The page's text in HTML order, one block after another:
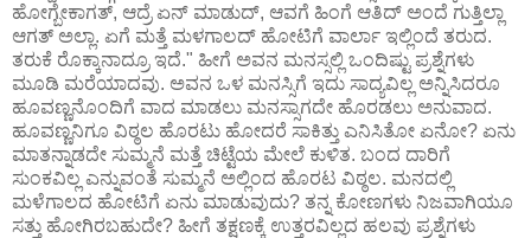
ಹೋಗ್ಬೇಕಾಗತ್, ಆದ್ರೆ ಏನ್ ಮಾಡುದ್, ಆವಗೆ ಹಿಂಗೆ ಆತಿದ್ ಅಂದೆ ಗುತ್ತಿಲ್ಲಾ
ಆಗತ್ ಅಲ್ಲಾ. ಏಗೆ ಮತ್ತೆ ಮಳಗಾಲದ್ ಹೋಟಿಗೆ ವಾರ್ಲಾ ಇಲ್ಲಿಂದೆ ತರುದ.
ತರುಕೆ ರೊಕ್ಕಾನಾದ್ರೂ ಇದೆ." ಹೀಗೆ ಅವನ ಮನಸ್ಸಲ್ಲಿ ಒಂದಿಷ್ಟು ಪ್ರಶ್ನೆಗಳು
ಮೂಡಿ ಮರೆಯಾದವು. ಅವನ ಒಳ ಮನಸ್ಸಿಗೆ ಇದು ಸಾದ್ಯವಿಲ್ಲ ಅನ್ನಿಸಿದರೂ
ಹೂವಣ್ಣನೊಂದಿಗೆ ವಾದ ಮಾಡಲು ಮನಸ್ಸಾಗದೇ ಹೊರಡಲು ಅನುವಾದ.
ಹೂವಣ್ಣನಿಗೂ ವಿಠ್ಠಲ ಹೊರಟು ಹೋದರೆ ಸಾಕಿತ್ತು ಎನಿಸಿತೋ ಏನೋ? ಏನು
ಮಾತನ್ನಾಡದೇ ಸುಮ್ಮನೆ ಮತ್ತೆ ಚಿಟ್ಟೆಯ ಮೇಲೆ ಕುಳಿತ. ಬಂದ ದಾರಿಗೆ
ಸುಂಕವಿಲ್ಲ ಎನ್ನುವಂತೆ ಸುಮ್ಮನೆ ಅಲ್ಲಿಂದ ಹೊರಟ ವಿಠ್ಠಲ. ಮನದಲ್ಲಿ
ಮಳೆಗಾಲದ ಹೋಟಿಗೆ ಏನು ಮಾಡುವುದು? ತನ್ನ ಕೋಣಗಳು ನಿಜವಾಗಿಯೂ
ಸತ್ತು ಹೋಗಿರಬಹುದೇ? ಹೀಗೆ ತಕ್ಷಣಕ್ಕೆ ಉತ್ತರವಿಲ್ಲದ ಹಲವು ಪ್ರಶ್ನೆಗಳು